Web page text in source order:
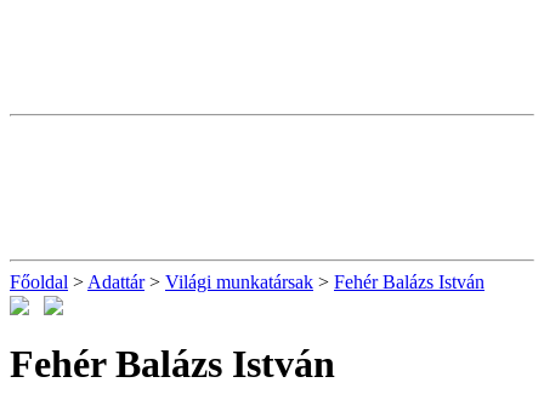
Főoldal > Adattár> Világi munkatársak > Fehér Balázs István
Fehér Balázs István